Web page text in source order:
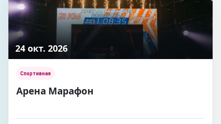
24 окт. 2026
Спортивная
Арена Марафон